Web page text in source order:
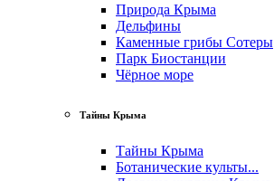
Природа Крыма
Дельфины
Каменные грибы Сотеры
Парк Биостанции
Чёрное море
Тайны Крыма
Тайны Крыма
Ботанические культы...